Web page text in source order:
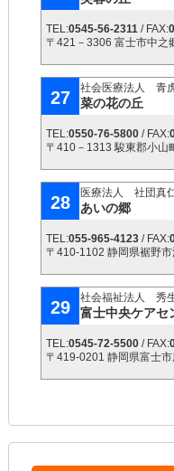
TEL:0545-56-2311/ FAX:
〒421－3306 富士市中之
27 社会医療法人 青
菜の花の丘
TEL:0550-76-5800/ FAX:
〒410－1313 駿東郡小山
28 医療法人 社団真
あいの郷
TEL:055-965-4123/ FAX:
〒410-1102 静岡県裾野
29 社会福祉法人 秀
富士中央ケアセ
TEL:0545-72-5500/ FAX:
〒419-0201 静岡県富士